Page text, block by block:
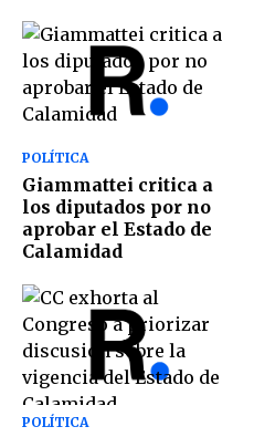
POLÍTICA
Giammattei critica a
los diputados por no
aprobar el Estado de
Calamidad
POLÍTICA